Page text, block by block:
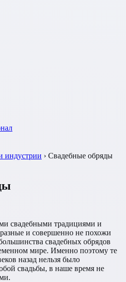
индустрии › Свадебные обряды
свадебными традициями и
и совершенно не похожи
свадебных обрядов
мире. Именно поэтому те
назад нельзя было
свадьбы, в наше время не